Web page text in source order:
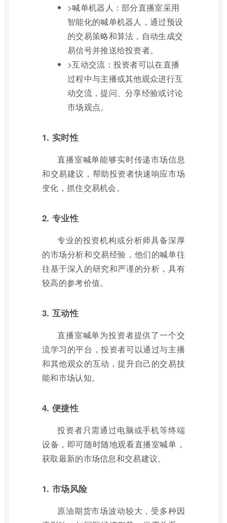
>喊单机器人：部分直播室采用
智能化的喊单机器人，通过预设
的交易策略和算法，自动生成交
易信号并推送给投资者。
>互动交流：投资者可以在直播
过程中与主播或其他观众进行互
动交流，提问、分享经验或讨论
市场观点。
1. 实时性
直播室喊单能够实时传递市场信息
和交易建议，帮助投资者快速响应市场
变化，抓住交易机会。
2. 专业性
专业的投资机构或分析师具备深厚
的市场分析和交易经验，他们的喊单往
往基于深入的研究和严谨的分析，具有
较高的参考价值。
3. 互动性
直播室喊单为投资者提供了一个交
流学习的平台，投资者可以通过与主播
和其他观众的互动，提升自己的交易技
能和市场认知。
4. 便捷性
投资者只需通过电脑或手机等终端
设备，即可随时随地观看直播室喊单，
获取最新的市场信息和交易建议。
1. 市场风险
原油期货市场波动较大，受多种因